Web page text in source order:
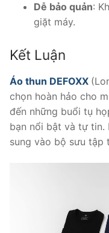
Dễ bảo quản:
giặt máy.
Kết Luận
Áo thun DEFOXX
chọn hoàn hảo cho
đến những buổi tụ
bạn nổi bật và tự tin.
sung vào bộ sưu tập